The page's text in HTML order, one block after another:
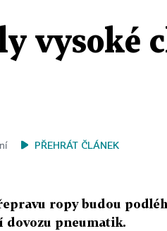
vysoké
PŘEHRÁT ČLÁNEK
ropy budou
dovozu pneumatik.